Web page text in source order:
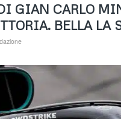
GIAN CARLO
BELLA LA